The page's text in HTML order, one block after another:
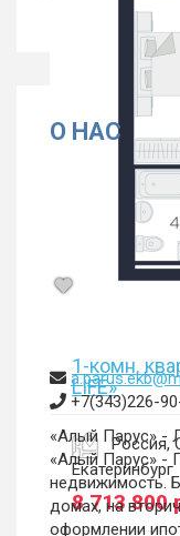
1-комн.
LIFE»
Россия,
Екатеринбург
8 713 800
О НАС
+7(343)226-
«Алый Парус» -
«Алый Парус» -
недвижимость.
домах, на
оформлении